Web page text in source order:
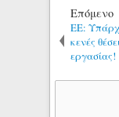
Επόμενο
ΕΕ:
κενές
εργασίας!